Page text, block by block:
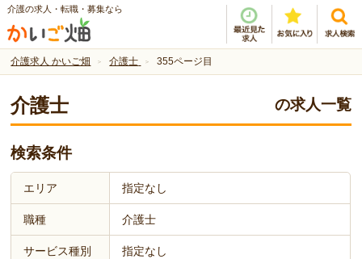
介護の求人・転職・募集なら
介護求人 かいご畑 介護士 355ページ目
介護士 の求人一覧
検索条件
エリア 指定なし
職種 介護士
サービス種別 指定なし